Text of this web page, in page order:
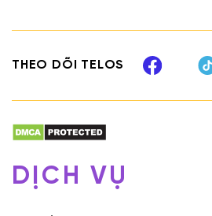
THEO DÕI TELOS
DỊCH VỤ